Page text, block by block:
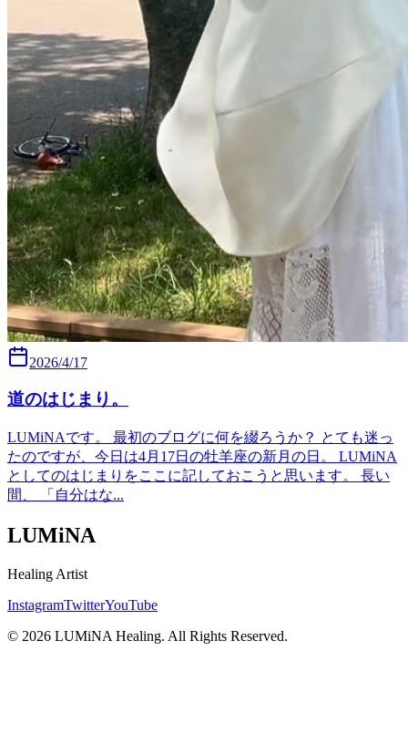
2026/4/17
道のはじまり。
LUMiNAです。 最初のブログに何を綴ろうか？ とても迷っ
たのですが、今日は4月17日の牡羊座の新月の日。 LUMiNA
としてのはじまりをここに記しておこうと思います。 長い
間、 「自分はな...
LUMiNA
Healing Artist
InstagramTwitterYouTube
© 2026 LUMiNA Healing. All Rights Reserved.